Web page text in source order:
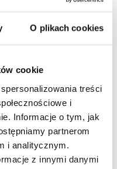
O plikach cookies
cookie
treści
i
Informacje o tym, jak
partnerom
i analitycznym.
z innymi danymi
decyzję
dofinansowania
płynnościowej,
facto od jesieni
finansowego, mimo
naszą spółkę.
przetrwali nasi
jak mogliśmy
co bardzo
bardzo trudnej
działalność
gastronomii z nowymi
i wraz z nami
już wraz
po odmrożeniu ,
do otwarcia jeszcze